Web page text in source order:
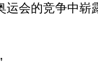
运会的竞争中